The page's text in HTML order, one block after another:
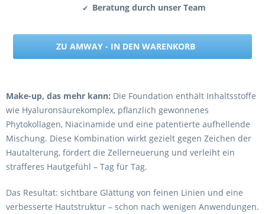
✔ Beratung durch unser Team
ZU AMWAY - IN DEN WARENKORB
Make-up, das mehr kann: Die Foundation enthält Inhaltsstoffe
wie Hyaluronsäurekomplex, pflanzlich gewonnenes
Phytokollagen, Niacinamide und eine patentierte aufhellende
Mischung. Diese Kombination wirkt gezielt gegen Zeichen der
Hautalterung, fördert die Zellerneuerung und verleiht ein
strafferes Hautgefühl – Tag für Tag.
Das Resultat: sichtbare Glättung von feinen Linien und eine
verbesserte Hautstruktur – schon nach wenigen Anwendungen.